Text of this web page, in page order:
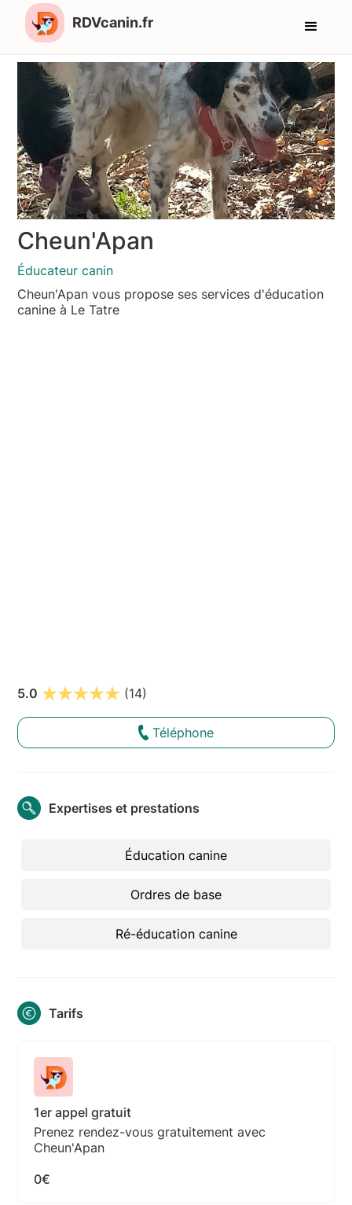
RDVcanin.fr
Cheun'Apan
Éducateur canin
Cheun'Apan vous propose ses services d'éducation
canine à Le Tatre
5.0 (14)
Téléphone
Expertises et prestations
Éducation canine
Ordres de base
Ré-éducation canine
Tarifs
1er appel gratuit
Prenez rendez-vous gratuitement avec
Cheun'Apan
0€